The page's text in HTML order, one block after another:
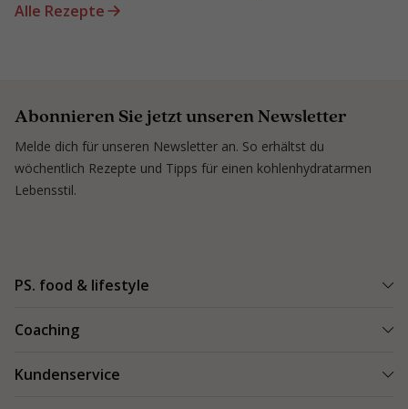
Alle Rezepte
Abonnieren Sie jetzt unseren Newsletter
Melde dich für unseren Newsletter an. So erhältst du
wöchentlich Rezepte und Tipps für einen kohlenhydratarmen
Lebensstil.
PS. food & lifestyle
Kundenerfolge
Coaching
Kundenservice